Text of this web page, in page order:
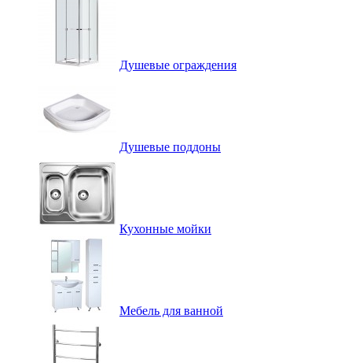
Душевые ограждения
Душевые поддоны
Кухонные мойки
Мебель для ванной